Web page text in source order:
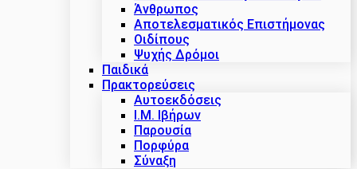
Άνθρωπος
Αποτελεσματικός Επιστήμονας
Οιδίπους
Ψυχής Δρόμοι
Παιδικά
Πρακτoρεύσεις
Αυτοεκδόσεις
Ι.Μ. Ιβήρων
Παρουσία
Πορφύρα
Σύναξη